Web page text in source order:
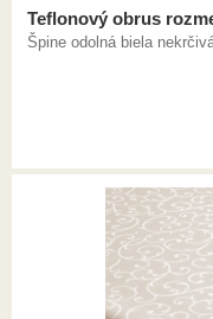
Teflonový obrus
Špine odolná biela